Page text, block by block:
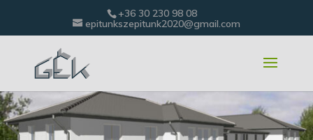
+36 30 230 98 08
epitunkszepitunk2020@gmail.com